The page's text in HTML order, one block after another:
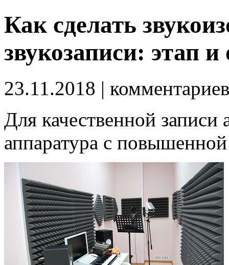
Как сделать
звукозаписи: этап и
23.11.2018 |
Для качественной записи
аппаратура с